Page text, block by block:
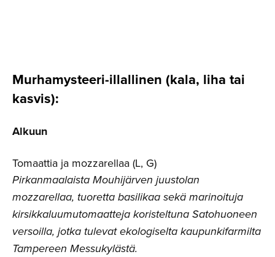
Murhamys­tee­ri-il­lal­linen (kala, liha tai
kasvis):
Alkuun
Tomaattia ja mozzarellaa (L, G)
Pirkanmaalaista Mouhijärven juustolan
mozzarellaa, tuoretta basilikaa sekä marinoituja
kirsikkaluumutomaatteja koristeltuna Satohuoneen
versoilla, jotka tulevat ekologiselta kaupunkifarmilta
Tampereen Messukylästä.